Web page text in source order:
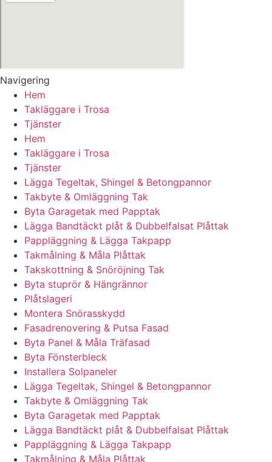
Navigering
Hem
Takläggare i Trosa
Tjänster
Hem
Takläggare i Trosa
Tjänster
Lägga Tegeltak, Shingel & Betongpannor
Takbyte & Omläggning Tak
Byta Garagetak med Papptak
Lägga Bandtäckt plåt & Dubbelfalsat Plåttak
Pappläggning & Lägga Takpapp
Takmålning & Måla Plåttak
Takskottning & Snöröjning Tak
Byta stuprör & Hängrännor
Plåtslageri
Montera Snörasskydd
Fasadrenovering & Putsa Fasad
Byta Panel & Måla Träfasad
Byta Fönsterbleck
Installera Solpaneler
Lägga Tegeltak, Shingel & Betongpannor
Takbyte & Omläggning Tak
Byta Garagetak med Papptak
Lägga Bandtäckt plåt & Dubbelfalsat Plåttak
Pappläggning & Lägga Takpapp
Takmålning & Måla Plåttak